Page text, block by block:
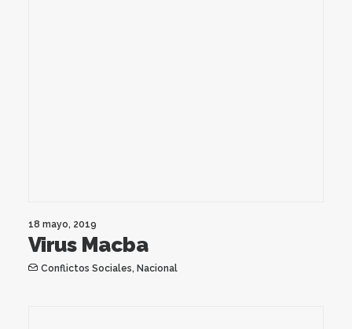
18 mayo, 2019
Virus Macba
Conflictos Sociales, Nacional